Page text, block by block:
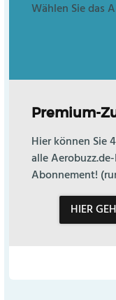
Wählen Sie das
Premium-
Hier können Sie
alle
Abonnement!
HIER